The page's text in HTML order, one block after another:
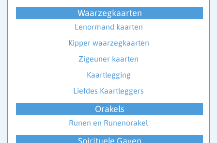
Waarzegkaarten
Lenormand kaarten
Kipper waarzegkaarten
Zigeuner kaarten
Kaartlegging
Liefdes Kaartleggers
Orakels
Runen en Runenorakel
Spirituele Gaven